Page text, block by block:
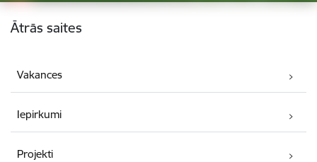
Kājene
Ātrās saites
Vakances
Iepirkumi
Projekti